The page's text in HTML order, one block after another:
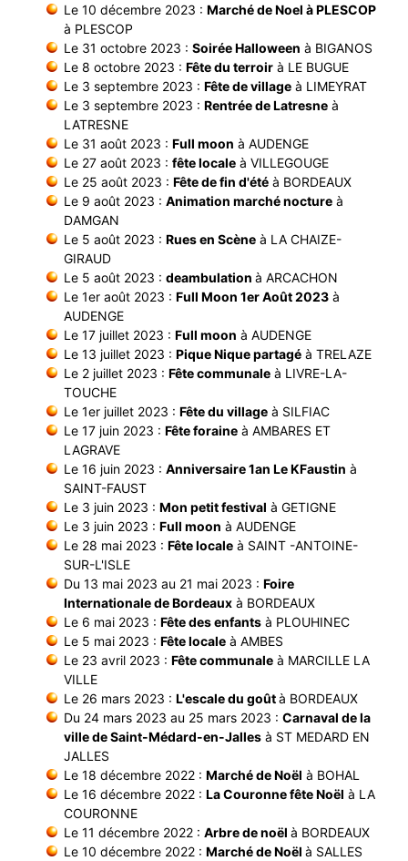
Le 10 décembre 2023 : Marché de Noel à PLESCOP
à PLESCOP
Le 31 octobre 2023 : Soirée Halloween à BIGANOS
Le 8 octobre 2023 : Fête du terroir à LE BUGUE
Le 3 septembre 2023 : Fête de village à LIMEYRAT
Le 3 septembre 2023 : Rentrée de Latresne à
LATRESNE
Le 31 août 2023 : Full moon à AUDENGE
Le 27 août 2023 : fête locale à VILLEGOUGE
Le 25 août 2023 : Fête de fin d'été à BORDEAUX
Le 9 août 2023 : Animation marché nocture à
DAMGAN
Le 5 août 2023 : Rues en Scène à LA CHAIZE-
GIRAUD
Le 5 août 2023 : deambulation à ARCACHON
Le 1er août 2023 : Full Moon 1er Août 2023 à
AUDENGE
Le 17 juillet 2023 : Full moon à AUDENGE
Le 13 juillet 2023 : Pique Nique partagé à TRELAZE
Le 2 juillet 2023 : Fête communale à LIVRE-LA-
TOUCHE
Le 1er juillet 2023 : Fête du village à SILFIAC
Le 17 juin 2023 : Fête foraine à AMBARES ET
LAGRAVE
Le 16 juin 2023 : Anniversaire 1an Le KFaustin à
SAINT-FAUST
Le 3 juin 2023 : Mon petit festival à GETIGNE
Le 3 juin 2023 : Full moon à AUDENGE
Le 28 mai 2023 : Fête locale à SAINT -ANTOINE-
SUR-L'ISLE
Du 13 mai 2023 au 21 mai 2023 : Foire
Internationale de Bordeaux à BORDEAUX
Le 6 mai 2023 : Fête des enfants à PLOUHINEC
Le 5 mai 2023 : Fête locale à AMBES
Le 23 avril 2023 : Fête communale à MARCILLE LA
VILLE
Le 26 mars 2023 : L'escale du goûtà BORDEAUX
Du 24 mars 2023 au 25 mars 2023 : Carnaval de la
ville de Saint-Médard-en-Jalles à ST MEDARD EN
JALLES
Le 18 décembre 2022 : Marché de Noël à BOHAL
Le 16 décembre 2022 : La Couronne fête Noël à LA
COURONNE
Le 11 décembre 2022 : Arbre de noël à BORDEAUX
Le 10 décembre 2022 : Marché de Noël à SALLES